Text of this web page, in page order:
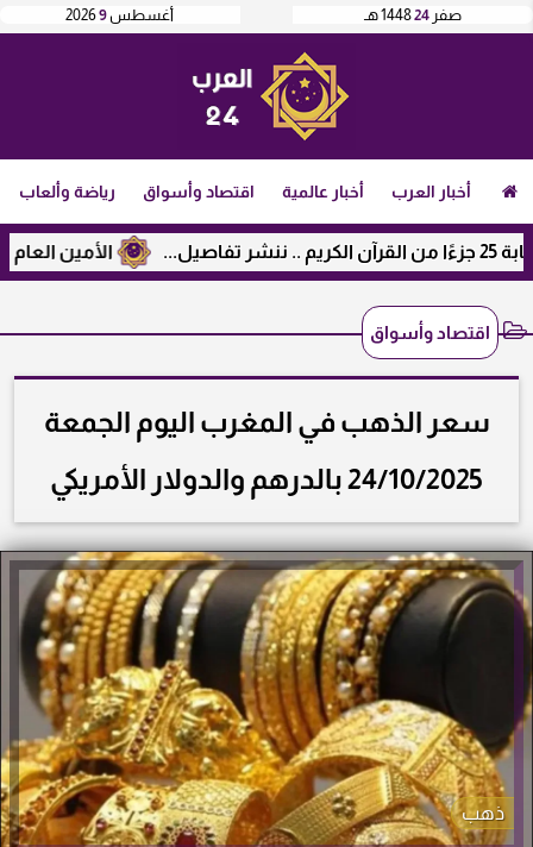
أغسطس9
2026 صفر 241448 هـ
أخبار العرب أخبار عالمية اقتصاد وأسواق رياضة وألعاب
الأمين العام لرابطة
اقتصاد وأسواق
سعر الذهب في المغرب اليوم الجمعة
24/10/2025 بالدرهم والدولار الأمريكي
ذهب